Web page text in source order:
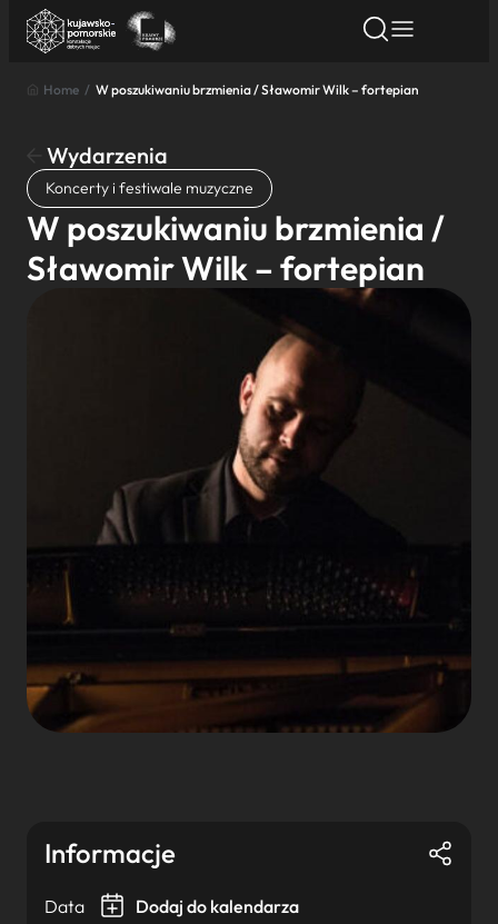
Znajdź atrakcję
Nazwa atrakcji
Miasto
Wyszukaj
Home / W poszukiwaniu brzmienia / Sławomir Wilk – fortepian
Wydarzenia
Koncerty i festiwale muzyczne
W poszukiwaniu brzmienia /
Sławomir Wilk – fortepian
Informacje
Data Dodaj do kalendarza